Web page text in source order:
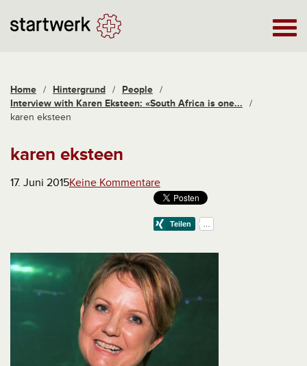
Home / Hintergrund / People /
Interview with Karen Eksteen: «South Africa is one...
/
karen eksteen
karen eksteen
17. Juni 2015Keine Kommentare